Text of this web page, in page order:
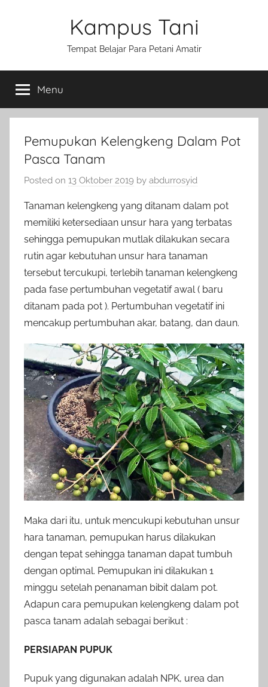
Kampus Tani
Tempat Belajar Para Petani Amatir
Menu
Pemupukan Kelengkeng Dalam Pot
Pasca Tanam
Posted on 13 Oktober 2019 by abdurrosyid
Tanaman kelengkeng yang ditanam dalam pot
memiliki ketersediaan unsur hara yang terbatas
sehingga pemupukan mutlak dilakukan secara
rutin agar kebutuhan unsur hara tanaman
tersebut tercukupi, terlebih tanaman kelengkeng
pada fase pertumbuhan vegetatif awal ( baru
ditanam pada pot ). Pertumbuhan vegetatif ini
mencakup pertumbuhan akar, batang, dan daun.
Maka dari itu, untuk mencukupi kebutuhan unsur
hara tanaman, pemupukan harus dilakukan
dengan tepat sehingga tanaman dapat tumbuh
dengan optimal. Pemupukan ini dilakukan 1
minggu setelah penanaman bibit dalam pot.
Adapun cara pemupukan kelengkeng dalam pot
pasca tanam adalah sebagai berikut :
PERSIAPAN PUPUK
Pupuk yang digunakan adalah NPK, urea dan